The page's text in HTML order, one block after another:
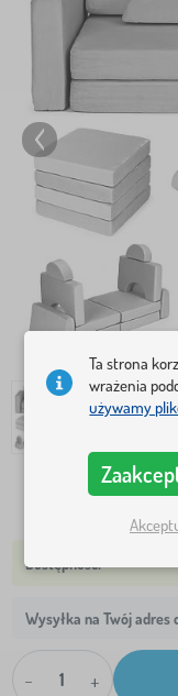
Wysyłka na Twój adres
- +
Ta strona
wrażenia
używamy